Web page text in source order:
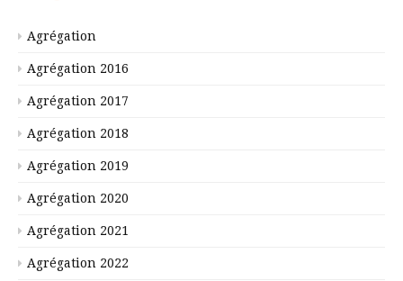
Agrégation
Agrégation 2016
Agrégation 2017
Agrégation 2018
Agrégation 2019
Agrégation 2020
Agrégation 2021
Agrégation 2022